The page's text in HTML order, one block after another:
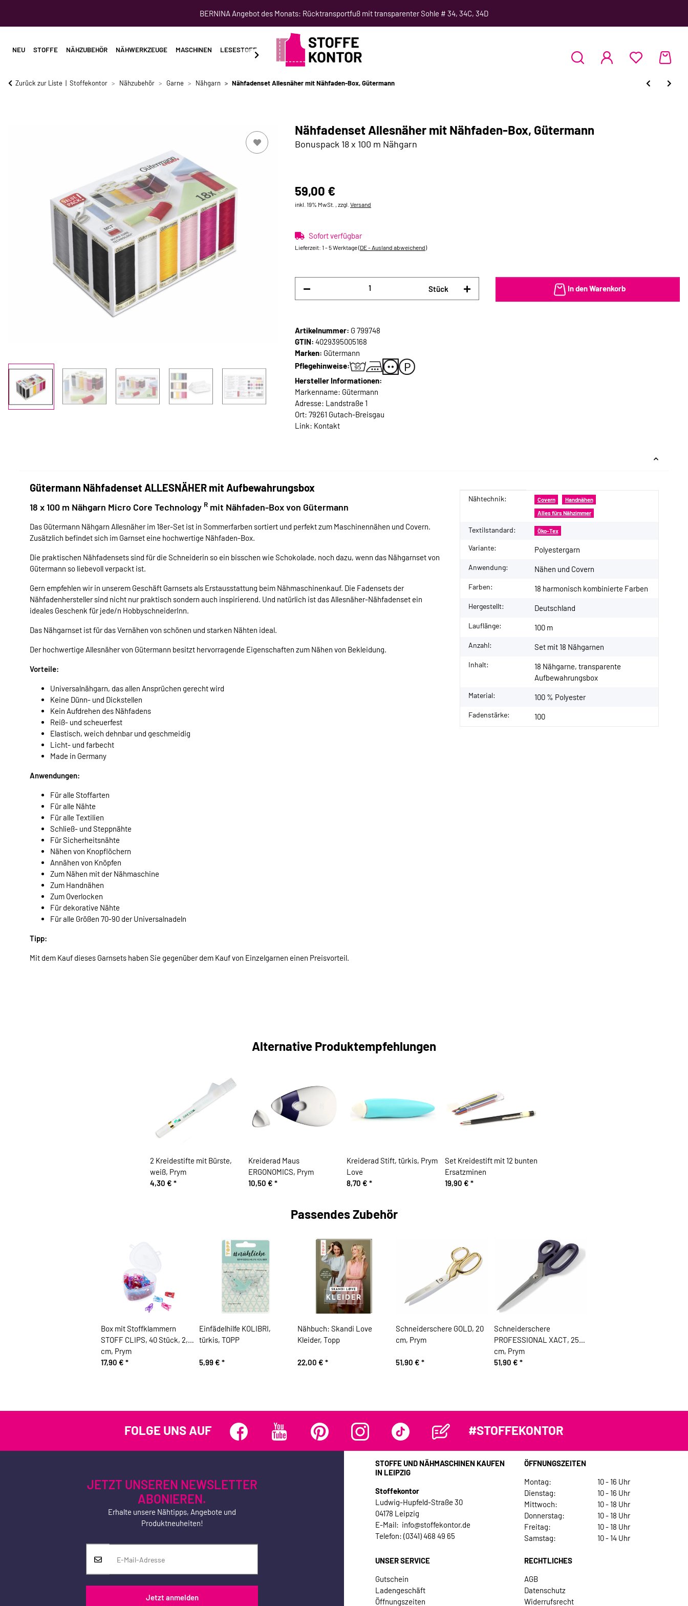
BERNINA Angebot des Monats: Rücktransportfuß mit transparenter Sohle # 34, 34C, 34D
NEU STOFFE NÄHZUBEHÖR NÄHWERKZEUGE MASCHINEN LESESTOFF SCHNITTMUSTER NÄHKURSE
Zurück zur Liste Stoffekontor Nähzubehör Garne Nähgarn Nähfadenset Allesnäher mit Nähfaden-Box, Gütermann
Nähfadenset Allesnäher mit Nähfaden-Box, Gütermann
Bonuspack 18 x 100 m Nähgarn
59,00 €
inkl. 19% MwSt. , zzgl. Versand
Sofort verfügbar
Lieferzeit: 1 - 5 Werktage(DE - Ausland abweichend)
Stück In den Warenkorb
Artikelnummer: G 799748
GTIN: 4029395005168
Marken: Gütermann
Pflegehinweise:
Hersteller Informationen:
Markenname: Gütermann
Adresse: Landstraße 1
Ort: 79261 Gutach-Breisgau
Link: Kontakt
Gütermann Nähfadenset ALLESNÄHER mit Aufbewahrungsbox
18 x 100 m Nähgarn Micro Core Technology R mit Nähfaden-Box von Gütermann
Das Gütermann Nähgarn Allesnäher im 18er-Set ist in Sommerfarben sortiert und perfekt zum Maschinennähen und Covern.
Zusätzlich befindet sich im Garnset eine hochwertige Nähfaden-Box.
Die praktischen Nähfadensets sind für die Schneiderin so ein bisschen wie Schokolade, noch dazu, wenn das Nähgarnset von
Gütermann so liebevoll verpackt ist.
Gern empfehlen wir in unserem Geschäft Garnsets als Erstausstattung beim Nähmaschinenkauf. Die Fadensets der
Nähfadenhersteller sind nicht nur praktisch sondern auch inspirierend. Und natürlich ist das Allesnäher-Nähfadenset ein
ideales Geschenk für jede/n HobbyschneiderInn.
Das Nähgarnset ist für das Vernähen von schönen und starken Nähten ideal.
Der hochwertige Allesnäher von Gütermann besitzt hervorragende Eigenschaften zum Nähen von Bekleidung.
Vorteile:
Universalnähgarn, das allen Ansprüchen gerecht wird
Keine Dünn- und Dickstellen
Kein Aufdrehen des Nähfadens
Reiß- und scheuerfest
Elastisch, weich dehnbar und geschmeidig
Licht- und farbecht
Made in Germany
Anwendungen:
Für alle Stoffarten
Für alle Nähte
Für alle Textilien
Schließ- und Steppnähte
Für Sicherheitsnähte
Nähen von Knopflöchern
Annähen von Knöpfen
Zum Nähen mit der Nähmaschine
Zum Handnähen
Zum Overlocken
Für dekorative Nähte
Für alle Größen 70-90 der Universalnadeln
Tipp:
Mit dem Kauf dieses Garnsets haben Sie gegenüber dem Kauf von Einzelgarnen einen Preisvorteil.
Produkteigenschaft
Wert
Nähtechnik: Covern Handnähen
Alles fürs Nähzimmer
Textilstandard: Öko-Tex
Variante: Polyestergarn
Anwendung: Nähen und Covern
Farben: 18 harmonisch kombinierte Farben
Hergestellt: Deutschland
Lauflänge: 100 m
Anzahl: Set mit 18 Nähgarnen
Inhalt:
18 Nähgarne, transparente
Aufbewahrungsbox
Material: 100 % Polyester
Fadenstärke: 100
Alternative Produktempfehlungen
2 Kreidestifte mit Bürste,
weiß, Prym
4,30 € *
Kreiderad Maus
ERGONOMICS, Prym
10,50 € *
Kreiderad Stift, türkis, Prym
Love
8,70 € *
Set Kreidestift mit 12 bunten
Ersatzminen
19,90 € *
Passendes Zubehör
Box mit Stoffklammern
STOFF CLIPS, 40 Stück, 2,6
cm, Prym
17,90 € *
Einfädelhilfe KOLIBRI,
türkis, TOPP
5,99 € *
Nähbuch: Skandi Love
Kleider, Topp
22,00 € *
Schneiderschere GOLD, 20
cm, Prym
51,90 € *
Schneiderschere
PROFESSIONAL XACT, 25
cm, Prym
51,90 € *
FOLGE UNS AUF #STOFFEKONTOR
JETZT UNSEREN NEWSLETTER
ABONIEREN.
Erhalte unsere Nähtipps, Angebote und
Produktneuheiten!
Jetzt anmelden
STOFFE UND NÄHMASCHINEN KAUFEN
IN LEIPZIG
Stoffekontor
Ludwig-Hupfeld-Straße 30
04178 Leipzig
E-Mail: info@stoffekontor.de
Telefon: (0341) 468 49 65
ÖFFNUNGSZEITEN
Montag:
10 - 16 Uhr
Dienstag:
10 - 16 Uhr
Mittwoch:
10 - 18 Uhr
Donnerstag:
10 - 18 Uhr
Freitag:
10 - 18 Uhr
Samstag:
10 - 14 Uhr
UNSER SERVICE
Gutschein
Ladengeschäft
Öffnungszeiten
RECHTLICHES
AGB
Datenschutz
Widerrufsrecht